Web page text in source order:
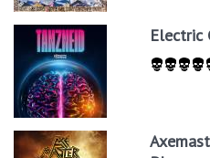
Electric